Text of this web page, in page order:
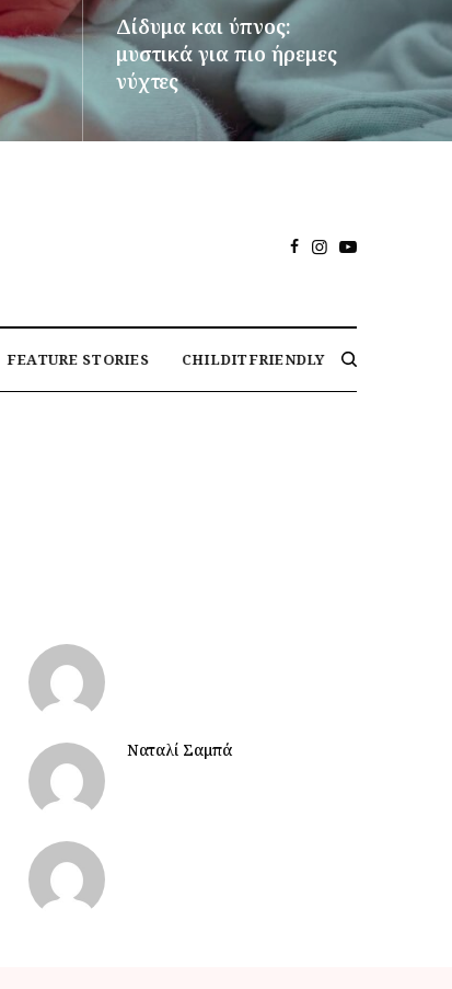
Δίδυμα και ύπνος:
μυστικά για πιο ήρεμες
νύχτες
ΠΕΡΙΣΣΌΤΕΡΑ
FEATURE STORIES CHILDITFRIENDLY
Ναταλί Σαμπά